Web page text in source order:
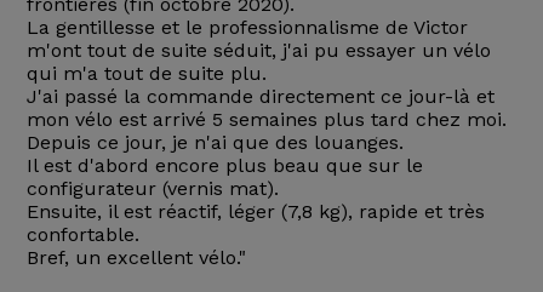
La gentillesse et le professionnalisme de Victor
m'ont tout de suite séduit, j'ai pu essayer un vélo
qui m'a tout de suite plu.
J'ai passé la commande directement ce jour-là et
mon vélo est arrivé 5 semaines plus tard chez moi.
Depuis ce jour, je n'ai que des louanges.
Il est d'abord encore plus beau que sur le
configurateur (vernis mat).
Ensuite, il est réactif, léger (7,8 kg), rapide et très
confortable.
Bref, un excellent vélo."